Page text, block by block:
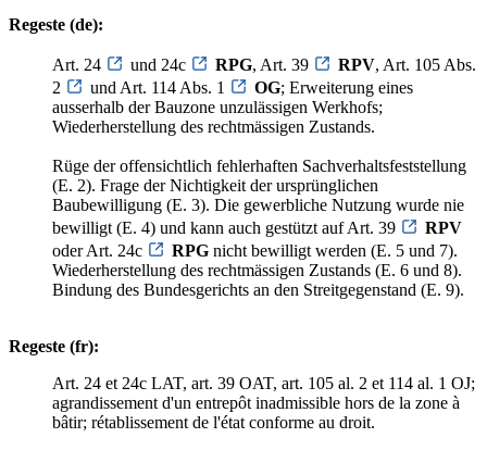
Regeste (de):
Art. 24 und 24c RPG, Art. 39 RPV, Art. 105 Abs.
2
und Art. 114 Abs. 1 OG; Erweiterung eines
ausserhalb der Bauzone unzulässigen Werkhofs;
Wiederherstellung des rechtmässigen Zustands.
Rüge der offensichtlich fehlerhaften Sachverhaltsfeststellung
(E. 2). Frage der Nichtigkeit der ursprünglichen
Baubewilligung (E. 3). Die gewerbliche Nutzung wurde nie
bewilligt (E. 4) und kann auch gestützt auf Art. 39
RPV
oder Art. 24c
RPG nicht bewilligt werden (E. 5 und 7).
Wiederherstellung des rechtmässigen Zustands (E. 6 und 8).
Bindung des Bundesgerichts an den Streitgegenstand (E. 9).
Regeste (fr):
Art. 24 et 24c LAT, art. 39 OAT, art. 105 al. 2 et 114 al. 1 OJ;
agrandissement d'un entrepôt inadmissible hors de la zone à
bâtir; rétablissement de l'état conforme au droit.